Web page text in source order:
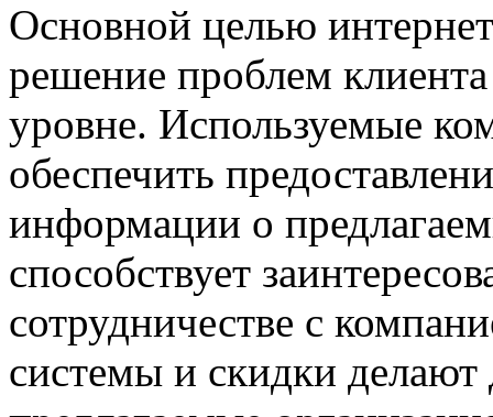
Основной целью
решение проблем
уровне. Используемые
обеспечить
информации о
способствует
сотрудничестве с
системы и скидки делают